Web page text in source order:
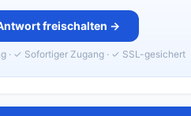
freischalten →
· ✓ Sofortiger Zugang · ✓ SSL-gesichert